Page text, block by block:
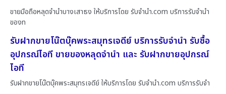
ขายมือถือหลุดจำนำบางเสาธง ให้บริการโดย รับจํานํา.com บริการรับจำนำ
ของท
รับฝากขายโน๊ตบุ๊คพระสมุทรเจดีย์ บริการรับจำนำ รับซื้อ
อุปกรณ์ไอที ขายของหลุดจำนำ และ รับฝากขายอุปกรณ์
ไอที
รับฝากขายโน๊ตบุ๊คพระสมุทรเจดีย์ ให้บริการโดย รับจํานํา.com บริการรับจำ